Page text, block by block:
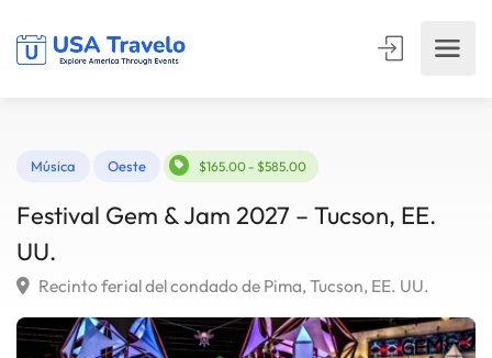
$165.00 - $585.00
Festival Gem & Jam 2027 – Tucson, EE.
UU.